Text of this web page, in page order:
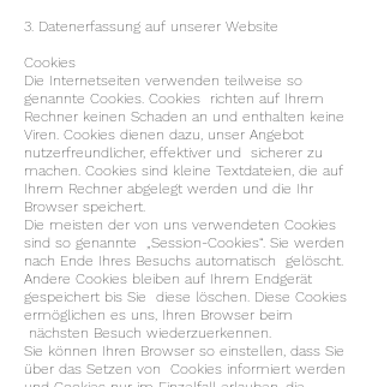
3. Datenerfassung auf unserer Website
Cookies
Die Internetseiten verwenden teilweise so
genannte Cookies. Cookies richten auf Ihrem
Rechner keinen Schaden an und enthalten keine
Viren. Cookies dienen dazu, unser Angebot
nutzerfreundlicher, effektiver und sicherer zu
machen. Cookies sind kleine Textdateien, die auf
Ihrem Rechner abgelegt werden und die Ihr
Browser speichert.
Die meisten der von uns verwendeten Cookies
sind so genannte „Session-Cookies“. Sie werden
nach Ende Ihres Besuchs automatisch gelöscht.
Andere Cookies bleiben auf Ihrem Endgerät
gespeichert bis Sie diese löschen. Diese Cookies
ermöglichen es uns, Ihren Browser beim
nächsten Besuch wiederzuerkennen.
Sie können Ihren Browser so einstellen, dass Sie
über das Setzen von Cookies informiert werden